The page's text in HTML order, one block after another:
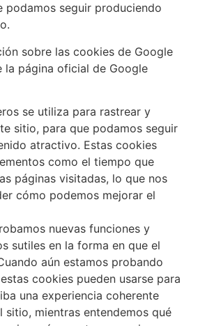
podamos seguir produciendo
sobre las cookies de Google
la página oficial de Google
se utiliza para rastrear y
sitio, para que podamos seguir
atractivo. Estas cookies
como el tiempo que
páginas visitadas, lo que nos
cómo podemos mejorar el
nuevas funciones y
sutiles en la forma en que el
aún estamos probando
cookies pueden usarse para
una experiencia coherente
sitio, mientras entendemos qué